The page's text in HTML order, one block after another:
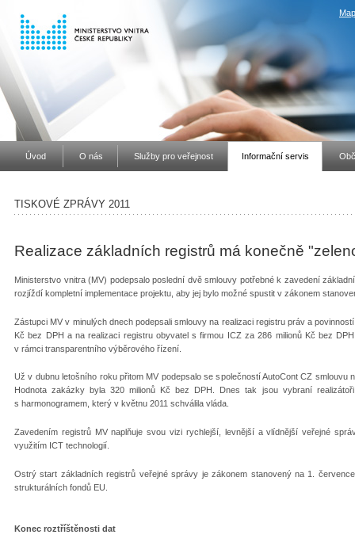
Úvod O nás Služby pro veřejnost Informační servis
TISKOVÉ ZPRÁVY 2011
Realizace základních registrů má konečně
Ministerstvo vnitra (MV) podepsalo poslední dvě smlouvy potřebné k zavedení
rozjíždí kompletní implementace projektu, aby jej bylo možné spustit v zákonem
Zástupci MV v minulých dnech podepsali smlouvy na realizaci registru práv a
Kč bez DPH a na realizaci registru obyvatel s firmou ICZ za 286 milionů Kč bez
v rámci transparentního výběrového řízení.
Už v dubnu letošního roku přitom MV podepsalo se společností AutoCont CZ
Hodnota zakázky byla 320 milionů Kč bez DPH. Dnes tak jsou vybraní
s harmonogramem, který v květnu 2011 schválila vláda.
Zavedením registrů MV naplňuje svou vizi rychlejší, levnější a vlídnější veřejné
využitím ICT technologií.
Ostrý start základních registrů veřejné správy je zákonem stanovený na 1.
strukturálních fondů EU.
Konec roztříštěnosti dat